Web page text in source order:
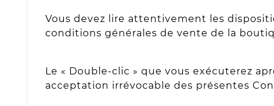
Vous devez lire attentivement les
conditions générales de vente de la
Le « Double-clic » que vous exécuterez
acceptation irrévocable des présentes